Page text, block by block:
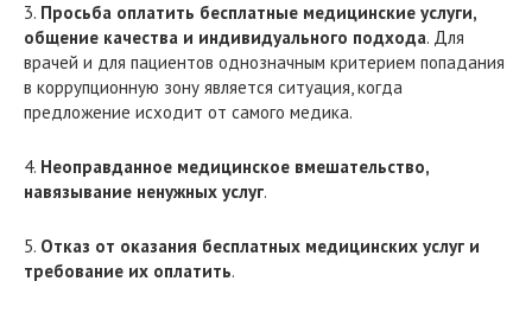
3. Просьба оплатить бесплатные медицинские услуги,
общение качества и индивидуального подхода. Для
врачей и для пациентов однозначным критерием попадания
в коррупционную зону является ситуация, когда
предложение исходит от самого медика.
4. Неоправданное медицинское вмешательство,
навязывание ненужных услуг.
5. Отказ от оказания бесплатных медицинских услуг и
требование их оплатить.